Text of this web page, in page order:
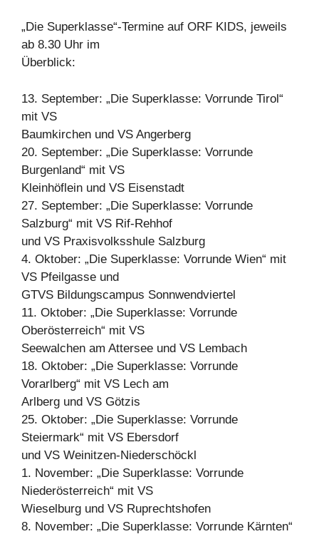
„Die Superklasse“-Termine auf ORF KIDS, jeweils
ab 8.30 Uhr im
Überblick:
13. September: „Die Superklasse: Vorrunde Tirol“
mit VS
Baumkirchen und VS Angerberg
20. September: „Die Superklasse: Vorrunde
Burgenland“ mit VS
Kleinhöflein und VS Eisenstadt
27. September: „Die Superklasse: Vorrunde
Salzburg“ mit VS Rif-Rehhof
und VS Praxisvolksshule Salzburg
4. Oktober: „Die Superklasse: Vorrunde Wien“ mit
VS Pfeilgasse und
GTVS Bildungscampus Sonnwendviertel
11. Oktober: „Die Superklasse: Vorrunde
Oberösterreich“ mit VS
Seewalchen am Attersee und VS Lembach
18. Oktober: „Die Superklasse: Vorrunde
Vorarlberg“ mit VS Lech am
Arlberg und VS Götzis
25. Oktober: „Die Superklasse: Vorrunde
Steiermark“ mit VS Ebersdorf
und VS Weinitzen-Niederschöckl
1. November: „Die Superklasse: Vorrunde
Niederösterreich“ mit VS
Wieselburg und VS Ruprechtshofen
8. November: „Die Superklasse: Vorrunde Kärnten“